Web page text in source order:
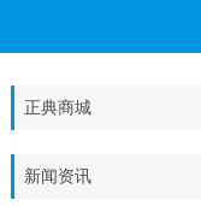
正典商城
新闻资讯